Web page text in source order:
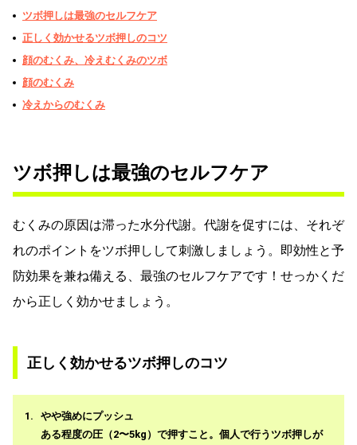
ツボ押しは最強のセルフケア
正しく効かせるツボ押しのコツ
顔のむくみ、冷えむくみのツボ
顔のむくみ
冷えからのむくみ
ツボ押しは最強のセルフケア
むくみの原因は滞った水分代謝。代謝を促すには、それぞ
れのポイントをツボ押しして刺激しましょう。即効性と予
防効果を兼ね備える、最強のセルフケアです！せっかくだ
から正しく効かせましょう。
正しく効かせるツボ押しのコツ
やや強めにプッシュ
ある程度の圧（2〜5kg）で押すこと。個人で行うツボ押しが